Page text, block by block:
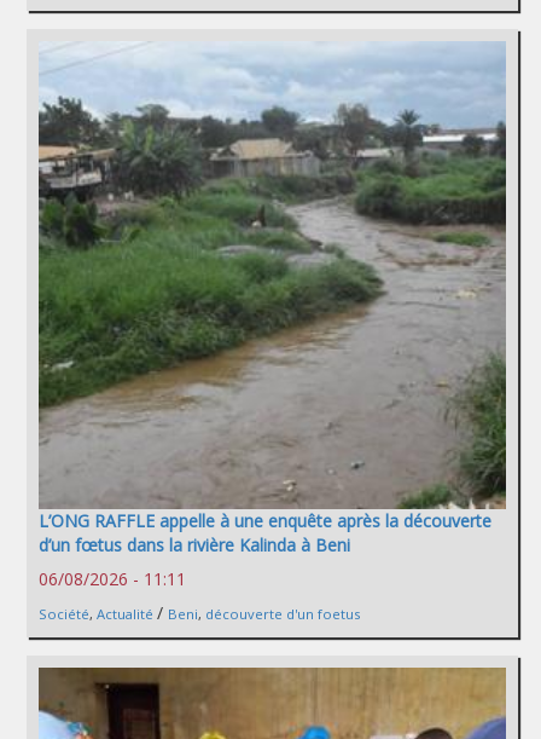
L’ONG RAFFLE appelle à une enquête après la découverte
d’un fœtus dans la rivière Kalinda à Beni
06/08/2026 - 11:11
Société, Actualité / Beni, découverte d'un foetus